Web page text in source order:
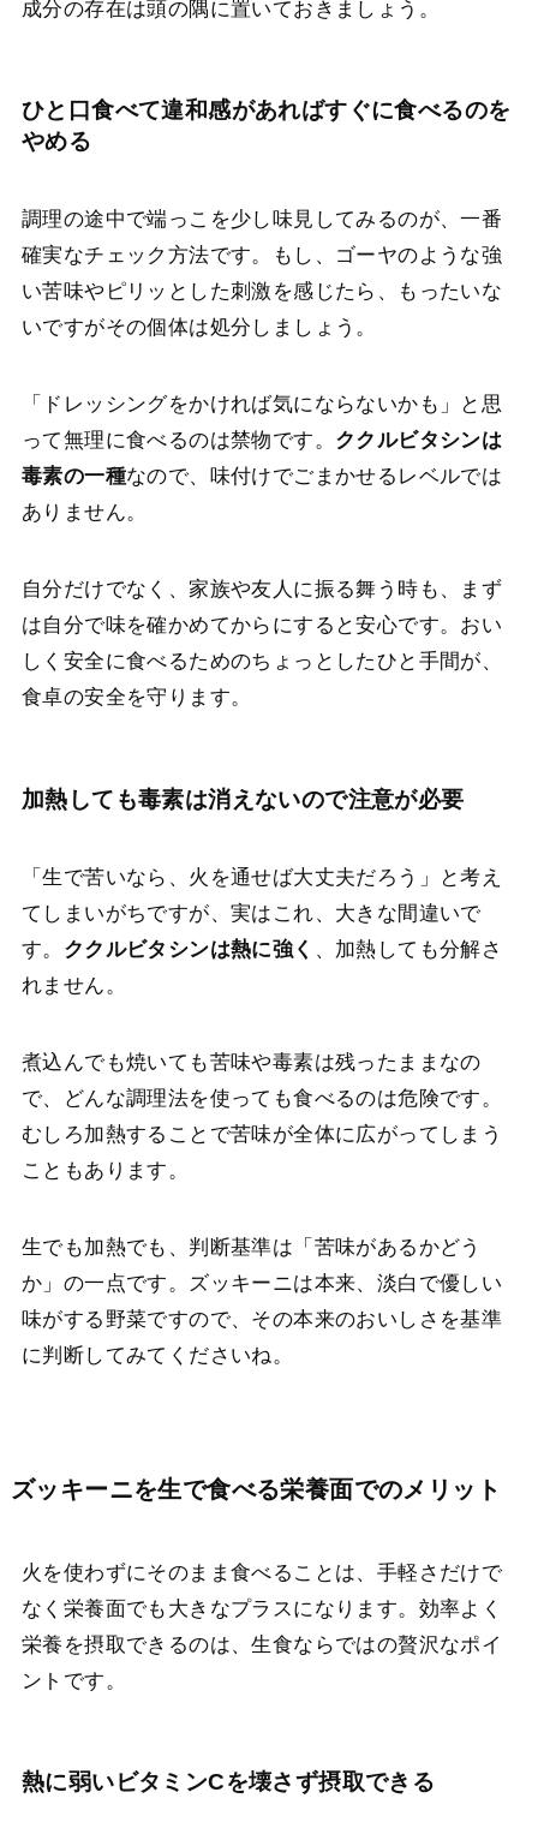
成分の存在は頭の隅に置いておきましょう。
ひと口食べて違和感があればすぐに食べるのを
やめる
調理の途中で端っこを少し味見してみるのが、一番
確実なチェック方法です。もし、ゴーヤのような強
い苦味やピリッとした刺激を感じたら、もったいな
いですがその個体は処分しましょう。
「ドレッシングをかければ気にならないかも」と思
って無理に食べるのは禁物です。 ククルビタシンは
毒素の一種なので、味付けでごまかせるレベルでは
ありません。
自分だけでなく、家族や友人に振る舞う時も、まず
は自分で味を確かめてからにすると安心です。おい
しく安全に食べるためのちょっとしたひと手間が、
食卓の安全を守ります。
加熱しても毒素は消えないので注意が必要
「生で苦いなら、火を通せば大丈夫だろう」と考え
てしまいがちですが、実はこれ、大きな間違いで
す。 ククルビタシンは熱に強く 、加熱しても分解さ
れません。
煮込んでも焼いても苦味や毒素は残ったままなの
で、どんな調理法を使っても食べるのは危険です。
むしろ加熱することで苦味が全体に広がってしまう
こともあります。
生でも加熱でも、判断基準は「苦味があるかどう
か」の一点です。ズッキーニは本来、淡白で優しい
味がする野菜ですので、その本来のおいしさを基準
に判断してみてくださいね。
ズッキーニを生で食べる栄養面でのメリット
火を使わずにそのまま食べることは、手軽さだけで
なく栄養面でも大きなプラスになります。効率よく
栄養を摂取できるのは、生食ならではの贅沢なポイ
ントです。
熱に弱いビタミンCを壊さず摂取できる